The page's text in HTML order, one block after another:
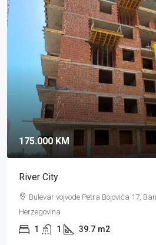
175.000 KM
River City
Bulevar vojvode Petra Bojovića 17,
Herzegovina
1 1 39.7 m2